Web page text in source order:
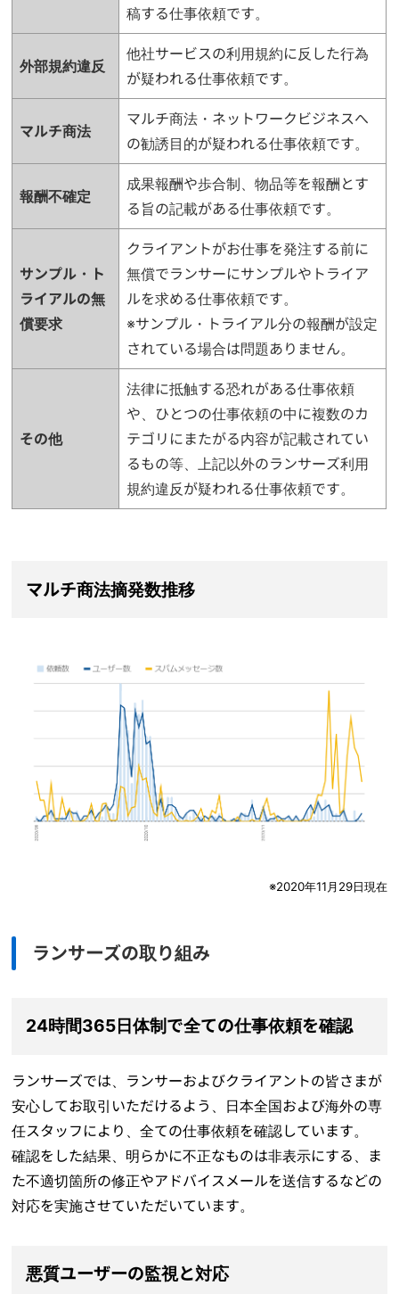
稿する仕事依頼です。
外部規約違反
他社サービスの利用規約に反した行為
が疑われる仕事依頼です。
マルチ商法
マルチ商法・ネットワークビジネスへ
の勧誘目的が疑われる仕事依頼です。
報酬不確定
成果報酬や歩合制、物品等を報酬とす
る旨の記載がある仕事依頼です。
サンプル・ト
ライアルの無
償要求
クライアントがお仕事を発注する前に
無償でランサーにサンプルやトライア
ルを求める仕事依頼です。
※サンプル・トライアル分の報酬が設定
されている場合は問題ありません。
その他
法律に抵触する恐れがある仕事依頼
や、ひとつの仕事依頼の中に複数のカ
テゴリにまたがる内容が記載されてい
るもの等、上記以外のランサーズ利用
規約違反が疑われる仕事依頼です。
マルチ商法摘発数推移
※2020年11月29日現在
ランサーズの取り組み
24時間365日体制で全ての仕事依頼を確認
ランサーズでは、ランサーおよびクライアントの皆さまが
安心してお取引いただけるよう、日本全国および海外の専
任スタッフにより、全ての仕事依頼を確認しています。
確認をした結果、明らかに不正なものは非表示にする、ま
た不適切箇所の修正やアドバイスメールを送信するなどの
対応を実施させていただいています。
悪質ユーザーの監視と対応